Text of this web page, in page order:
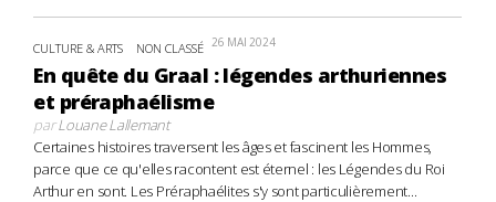
CULTURE & ARTS NON CLASSÉ 26 MAI 2024
En quête du Graal : légendes arthuriennes
et préraphaélisme
parLouane Lallemant
Certaines histoires traversent les âges et fascinent les Hommes,
parce que ce qu'elles racontent est éternel : les Légendes du Roi
Arthur en sont. Les Préraphaélites s'y sont particulièrement...